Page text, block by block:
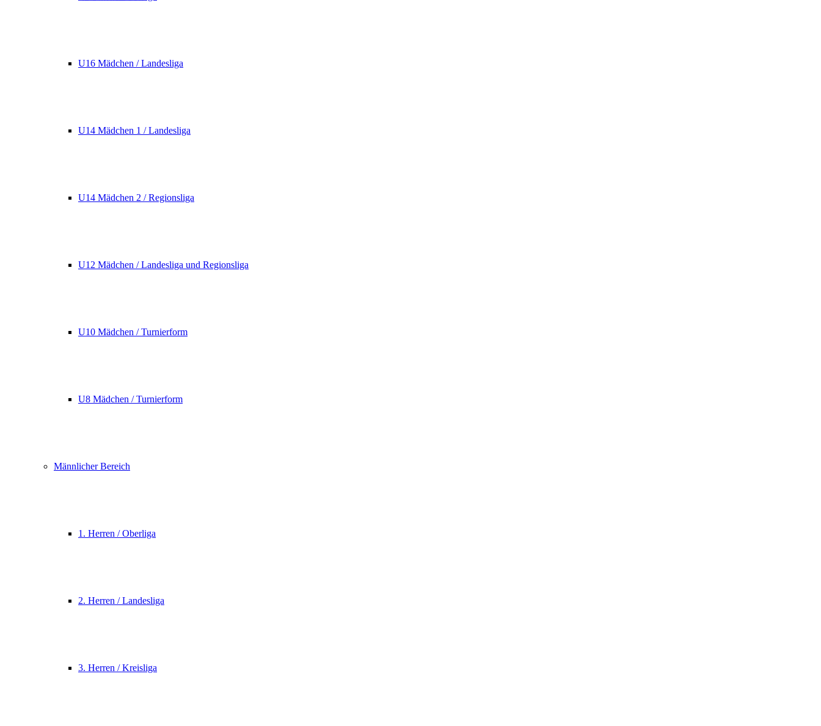
U16 Mädchen / Landesliga
U14 Mädchen 1 / Landesliga
U14 Mädchen 2 / Regionsliga
U12 Mädchen / Landesliga und Regionsliga
U10 Mädchen / Turnierform
U8 Mädchen / Turnierform
Männlicher Bereich
1. Herren / Oberliga
2. Herren / Landesliga
3. Herren / Kreisliga